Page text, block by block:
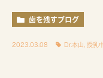
歯を残すブログ
2023.03.08 Dr.本山 授乳